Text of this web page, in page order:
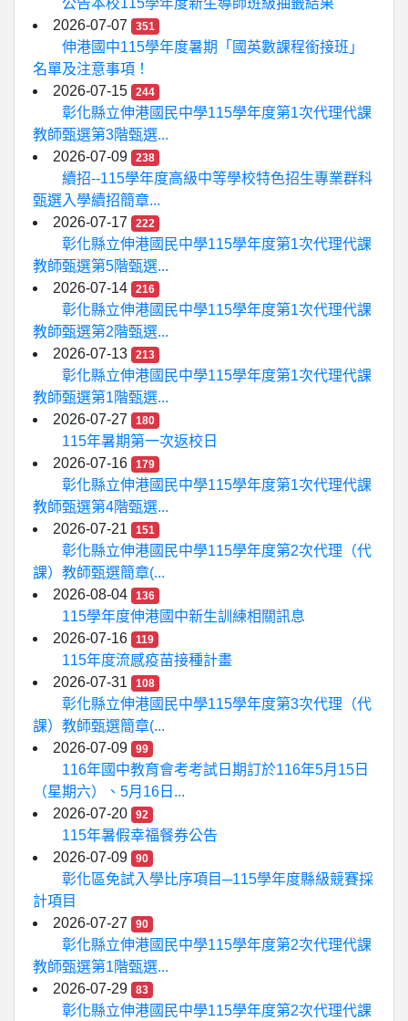
公告本校115學年度新生導師班級抽籤結果
2026-07-07
351
伸港國中115學年度暑期「國英數課程銜接班」
名單及注意事項！
2026-07-15
244
彰化縣立伸港國民中學115學年度第1次代理代課
教師甄選第3階甄選...
2026-07-09
238
續招--115學年度高級中等學校特色招生專業群科
甄選入學續招簡章...
2026-07-17
222
彰化縣立伸港國民中學115學年度第1次代理代課
教師甄選第5階甄選...
2026-07-14
216
彰化縣立伸港國民中學115學年度第1次代理代課
教師甄選第2階甄選...
2026-07-13
213
彰化縣立伸港國民中學115學年度第1次代理代課
教師甄選第1階甄選...
2026-07-27
180
115年暑期第一次返校日
2026-07-16
179
彰化縣立伸港國民中學115學年度第1次代理代課
教師甄選第4階甄選...
2026-07-21
151
彰化縣立伸港國民中學115學年度第2次代理（代
課）教師甄選簡章(...
2026-08-04
136
115學年度伸港國中新生訓練相關訊息
2026-07-16
119
115年度流感疫苗接種計畫
2026-07-31
108
彰化縣立伸港國民中學115學年度第3次代理（代
課）教師甄選簡章(...
2026-07-09
99
116年國中教育會考考試日期訂於116年5月15日
（星期六）、5月16日...
2026-07-20
92
115年暑假幸福餐券公告
2026-07-09
90
彰化區免試入學比序項目─115學年度縣級競賽採
計項目
2026-07-27
90
彰化縣立伸港國民中學115學年度第2次代理代課
教師甄選第1階甄選...
2026-07-29
83
彰化縣立伸港國民中學115學年度第2次代理代課